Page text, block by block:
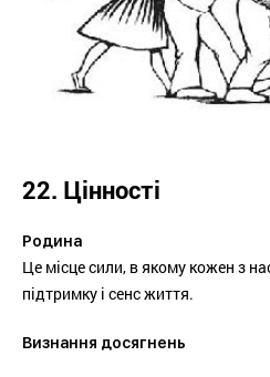
22. Цінності
Родина
Це місце сили, в якому кожен з
підтримку і сенс життя.
Визнання досягнень